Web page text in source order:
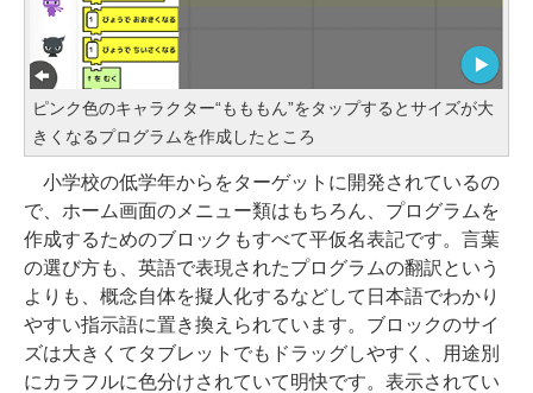
ピンク色のキャラクター“もももん”をタップするとサイズが大
きくなるプログラムを作成したところ
小学校の低学年からをターゲットに開発されているの
で、ホーム画面のメニュー類はもちろん、プログラムを
作成するためのブロックもすべて平仮名表記です。言葉
の選び方も、英語で表現されたプログラムの翻訳という
よりも、概念自体を擬人化するなどして日本語でわかり
やすい指示語に置き換えられています。ブロックのサイ
ズは大きくてタブレットでもドラッグしやすく、用途別
にカラフルに色分けされていて明快です。表示されてい